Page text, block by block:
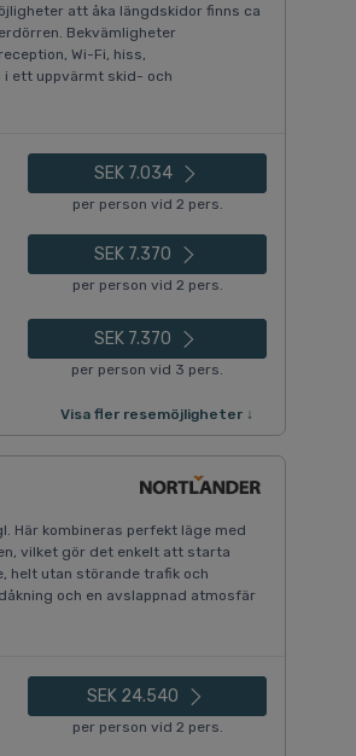
att åka längdskidor finns ca
Bekvämligheter
Wi-Fi, hiss,
i ett uppvärmt skid- och
SEK 7.034
per person vid 2 pers.
SEK 7.370
per person vid 2 pers.
SEK 7.370
per person vid 3 pers.
Visa fler resemöjligheter ↓
Här kombineras perfekt läge med
vilket gör det enkelt att starta
helt utan störande trafik och
och en avslappnad atmosfär
SEK 24.540
per person vid 2 pers.